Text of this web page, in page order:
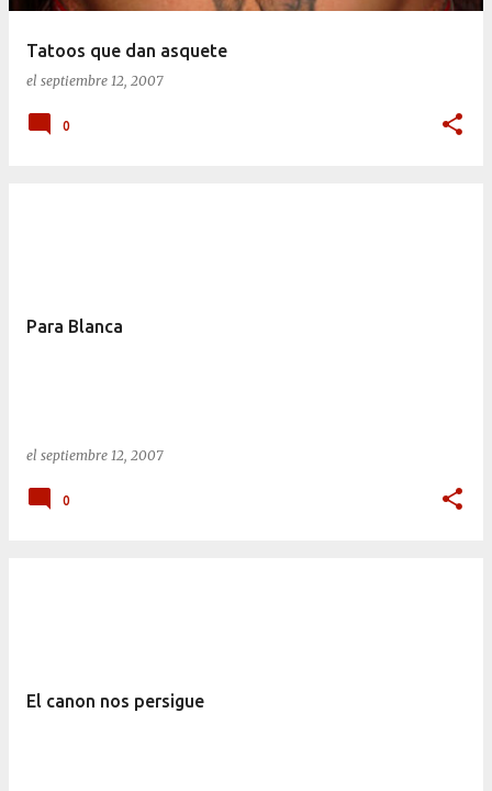
Tatoos que dan asquete
el septiembre 12, 2007
0
Para Blanca
el septiembre 12, 2007
0
El canon nos persigue